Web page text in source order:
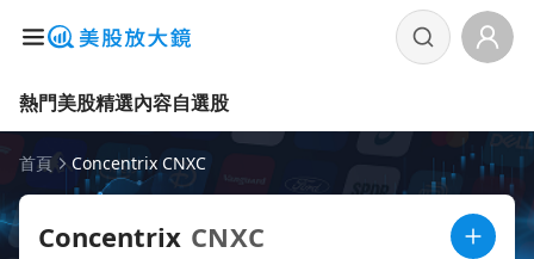
熱門美股精選內容自選股
首頁 Concentrix CNXC
Concentrix CNXC